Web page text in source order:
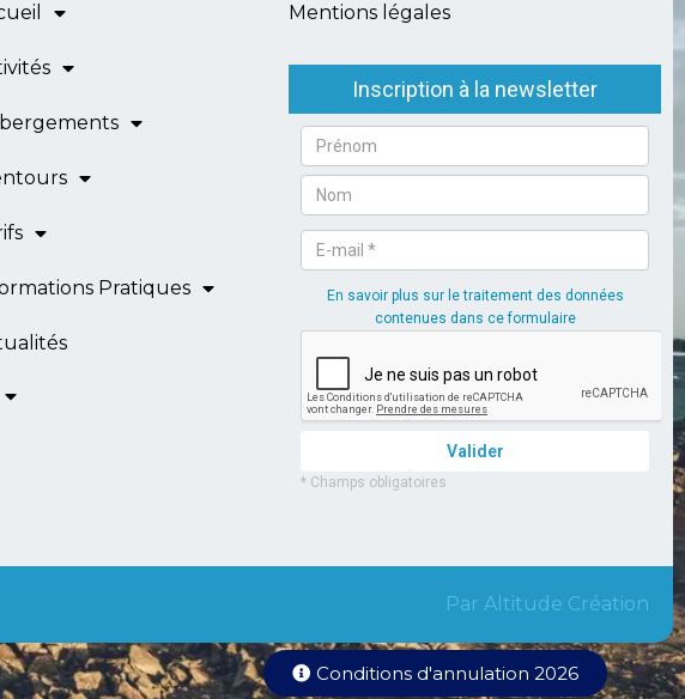
Pratiques
Mentions légales
Par Altitude Création
Conditions d'annulation 2026